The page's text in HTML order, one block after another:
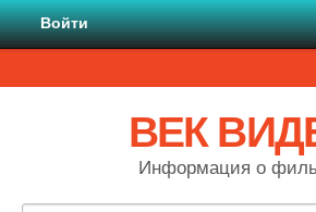
Войти
ВЕК
Информация о